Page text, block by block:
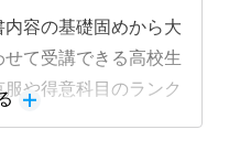
容の基礎固めから大
て受講できる高校生
や得意科目のランク